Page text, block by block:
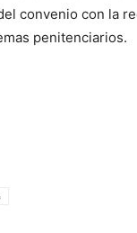
convenio con la
penitenciarios.